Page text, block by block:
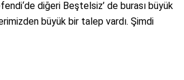
diğeri Beştelsiz’ de burası büyük
büyük bir talep vardı. Şimdi